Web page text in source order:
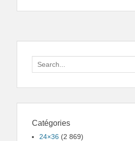
Search
for:
Catégories
24×36 (2 869)